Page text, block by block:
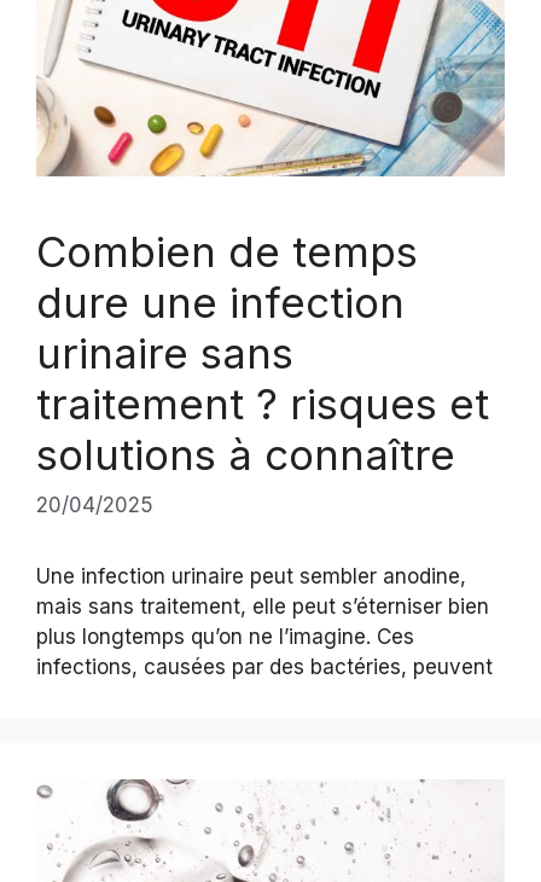
Combien de temps
dure une infection
urinaire sans
traitement ? risques et
solutions à connaître
20/04/2025
Une infection urinaire peut sembler anodine,
mais sans traitement, elle peut s’éterniser bien
plus longtemps qu’on ne l’imagine. Ces
infections, causées par des bactéries, peuvent